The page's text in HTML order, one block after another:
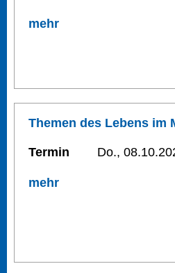
mehr
Themen des Lebens im
Termin Do.,
mehr